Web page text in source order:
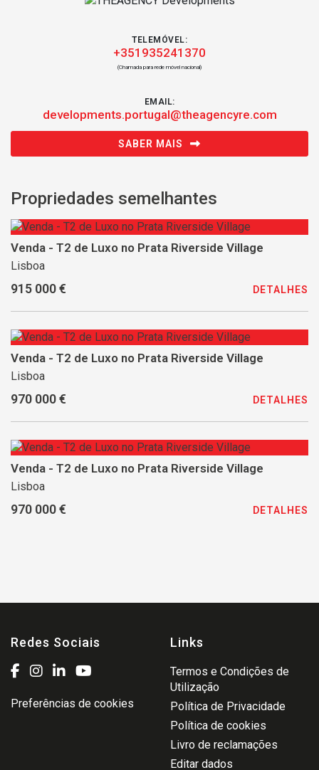
TELEMÓVEL:
+351935241370
(Chamada para rede móvel nacional)
EMAIL:
developments.portugal@theagencyre.com
SABER MAIS
Propriedades semelhantes
Venda - T2 de Luxo no Prata Riverside Village
Lisboa
915 000 € DETALHES
Venda - T2 de Luxo no Prata Riverside Village
Lisboa
970 000 € DETALHES
Venda - T2 de Luxo no Prata Riverside Village
Lisboa
970 000 € DETALHES
Redes Sociais
Preferências de cookies
Links
Termos e Condições de
Utilização
Política de Privacidade
Política de cookies
Livro de reclamações
Editar dados